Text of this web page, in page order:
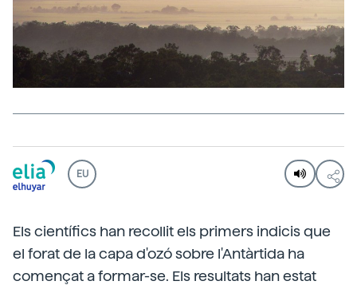
EU
Els científics han recollit els primers indicis que
el forat de la capa d'ozó sobre l'Antàrtida ha
començat a formar-se. Els resultats han estat